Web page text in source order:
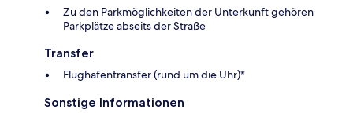
Zu den Parkmöglichkeiten der Unterkunft gehören
Parkplätze abseits der Straße
Transfer
Flughafentransfer (rund um die Uhr)*
Sonstige Informationen